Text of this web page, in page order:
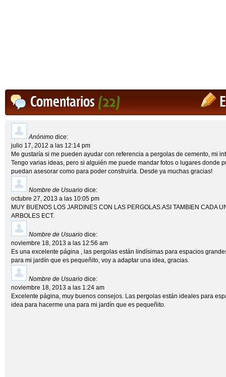
Comentarios(22)
Anónimo dice:
julio 17, 2012 a las 12:14 pm
Me gustaría si me pueden ayudar con referencia a pergolas de cemento, mi
Tengo varias ideas, pero si alguién me puede mandar fotos o lugares donde
puedan asesorar como para poder construirla. Desde ya muchas gracias!
Nombre de Usuario dice:
octubre 27, 2013 a las 10:05 pm
MUY BUENOS LOS JARDINES CON LAS PERGOLAS.ASI TAMBIEN CADA
ARBOLES ECT.
Nombre de Usuario dice:
noviembre 18, 2013 a las 12:56 am
Es una excelente página , las pergolas están lindísimas para espacios
para mi jardín que es pequeñito, voy a adaptar una idea, gracias.
Nombre de Usuario dice:
noviembre 18, 2013 a las 1:24 am
Excelente página, muy buenos consejos. Las pergolas están ideales para
idea para hacerme una para mi jardín que es pequeñito.